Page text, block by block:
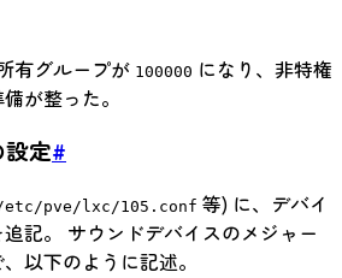
有グループが 100000 になり、非特権
が整った。
設定#
pve/lxc/105.conf 等) に、デバイ
記。 サウンドデバイスのメジャー
以下のように記述。